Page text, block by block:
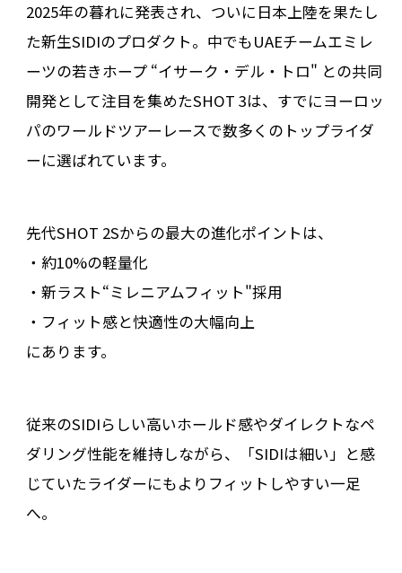
2025年の暮れに発表され、ついに日本上陸を果たし
た新生SIDIのプロダクト。中でもUAEチームエミレ
ーツの若きホープ “イサーク・デル・トロ" との共同
開発として注目を集めたSHOT 3は、すでにヨーロッ
パのワールドツアーレースで数多くのトップライダ
ーに選ばれています。
先代SHOT 2Sからの最大の進化ポイントは、
・約10%の軽量化
・新ラスト“ミレニアムフィット"採用
・フィット感と快適性の大幅向上
にあります。
従来のSIDIらしい高いホールド感やダイレクトなペ
ダリング性能を維持しながら、「SIDIは細い」と感
じていたライダーにもよりフィットしやすい一足
へ。